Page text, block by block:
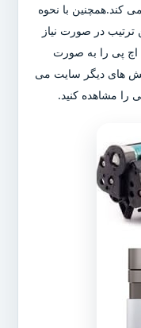
کند.همچنین با نحوه
در صورت نیاز
اچ پی را به صورت
های دیگر سایت می
را مشاهده کنید.